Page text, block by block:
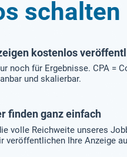
schalten
kostenlos
noch für Ergebnisse. CPA =
und skalierbar.
finden ganz einfach
volle Reichweite unseres
veröffentlichen Ihre Anzeige